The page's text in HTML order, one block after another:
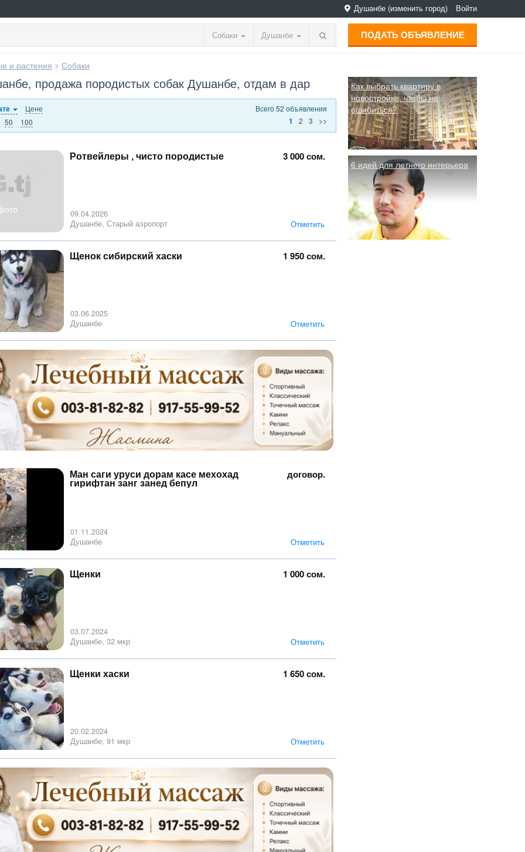
Душанбе (изменить город) Войти
Собаки Душанбе ПОДАТЬ ОБЪЯВЛЕНИЕ
и растения > Собаки
продажа породистых собак Душанбе, отдам в дар
Цене
50
100
Всего 52 объявления
1
2 3 >>
3 000 сом.
Ротвейлеры , чисто породистые
09.04.2026
Душанбе, Старый аэропорт
Отметить
1 950 сом.
Щенок сибирский хаски
03.06.2025
Душанбе
Отметить
договор.
Ман саги уруси дорам касе мехохад
гирифтан занг занед бепул
01.11.2024
Душанбе
Отметить
1 000 сом.
Щенки
03.07.2024
Душанбе, 32 мкр
Отметить
1 650 сом.
Щенки хаски
20.02.2024
Душанбе, 91 мкр
Отметить
Как выбрать квартиру в
новостройке, чтобы не
ошибиться?
6 идей для летнего интерьера